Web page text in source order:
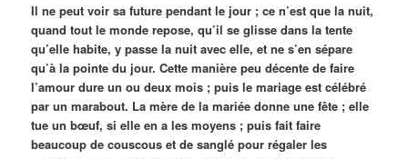
Il ne peut voir sa future pendant le jour ; ce n’est que la nuit,
quand tout le monde repose, qu’il se glisse dans la tente
qu’elle habite, y passe la nuit avec elle, et ne s’en sépare
qu’à la pointe du jour. Cette manière peu décente de faire
l’amour dure un ou deux mois ; puis le mariage est célébré
par un marabout. La mère de la mariée donne une fête ; elle
tue un bœuf, si elle en a les moyens ; puis fait faire
beaucoup de couscous et de sanglé pour régaler les